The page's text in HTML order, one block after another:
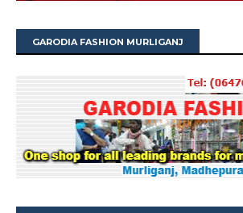
GARODIA FASHION MURLIGANJ